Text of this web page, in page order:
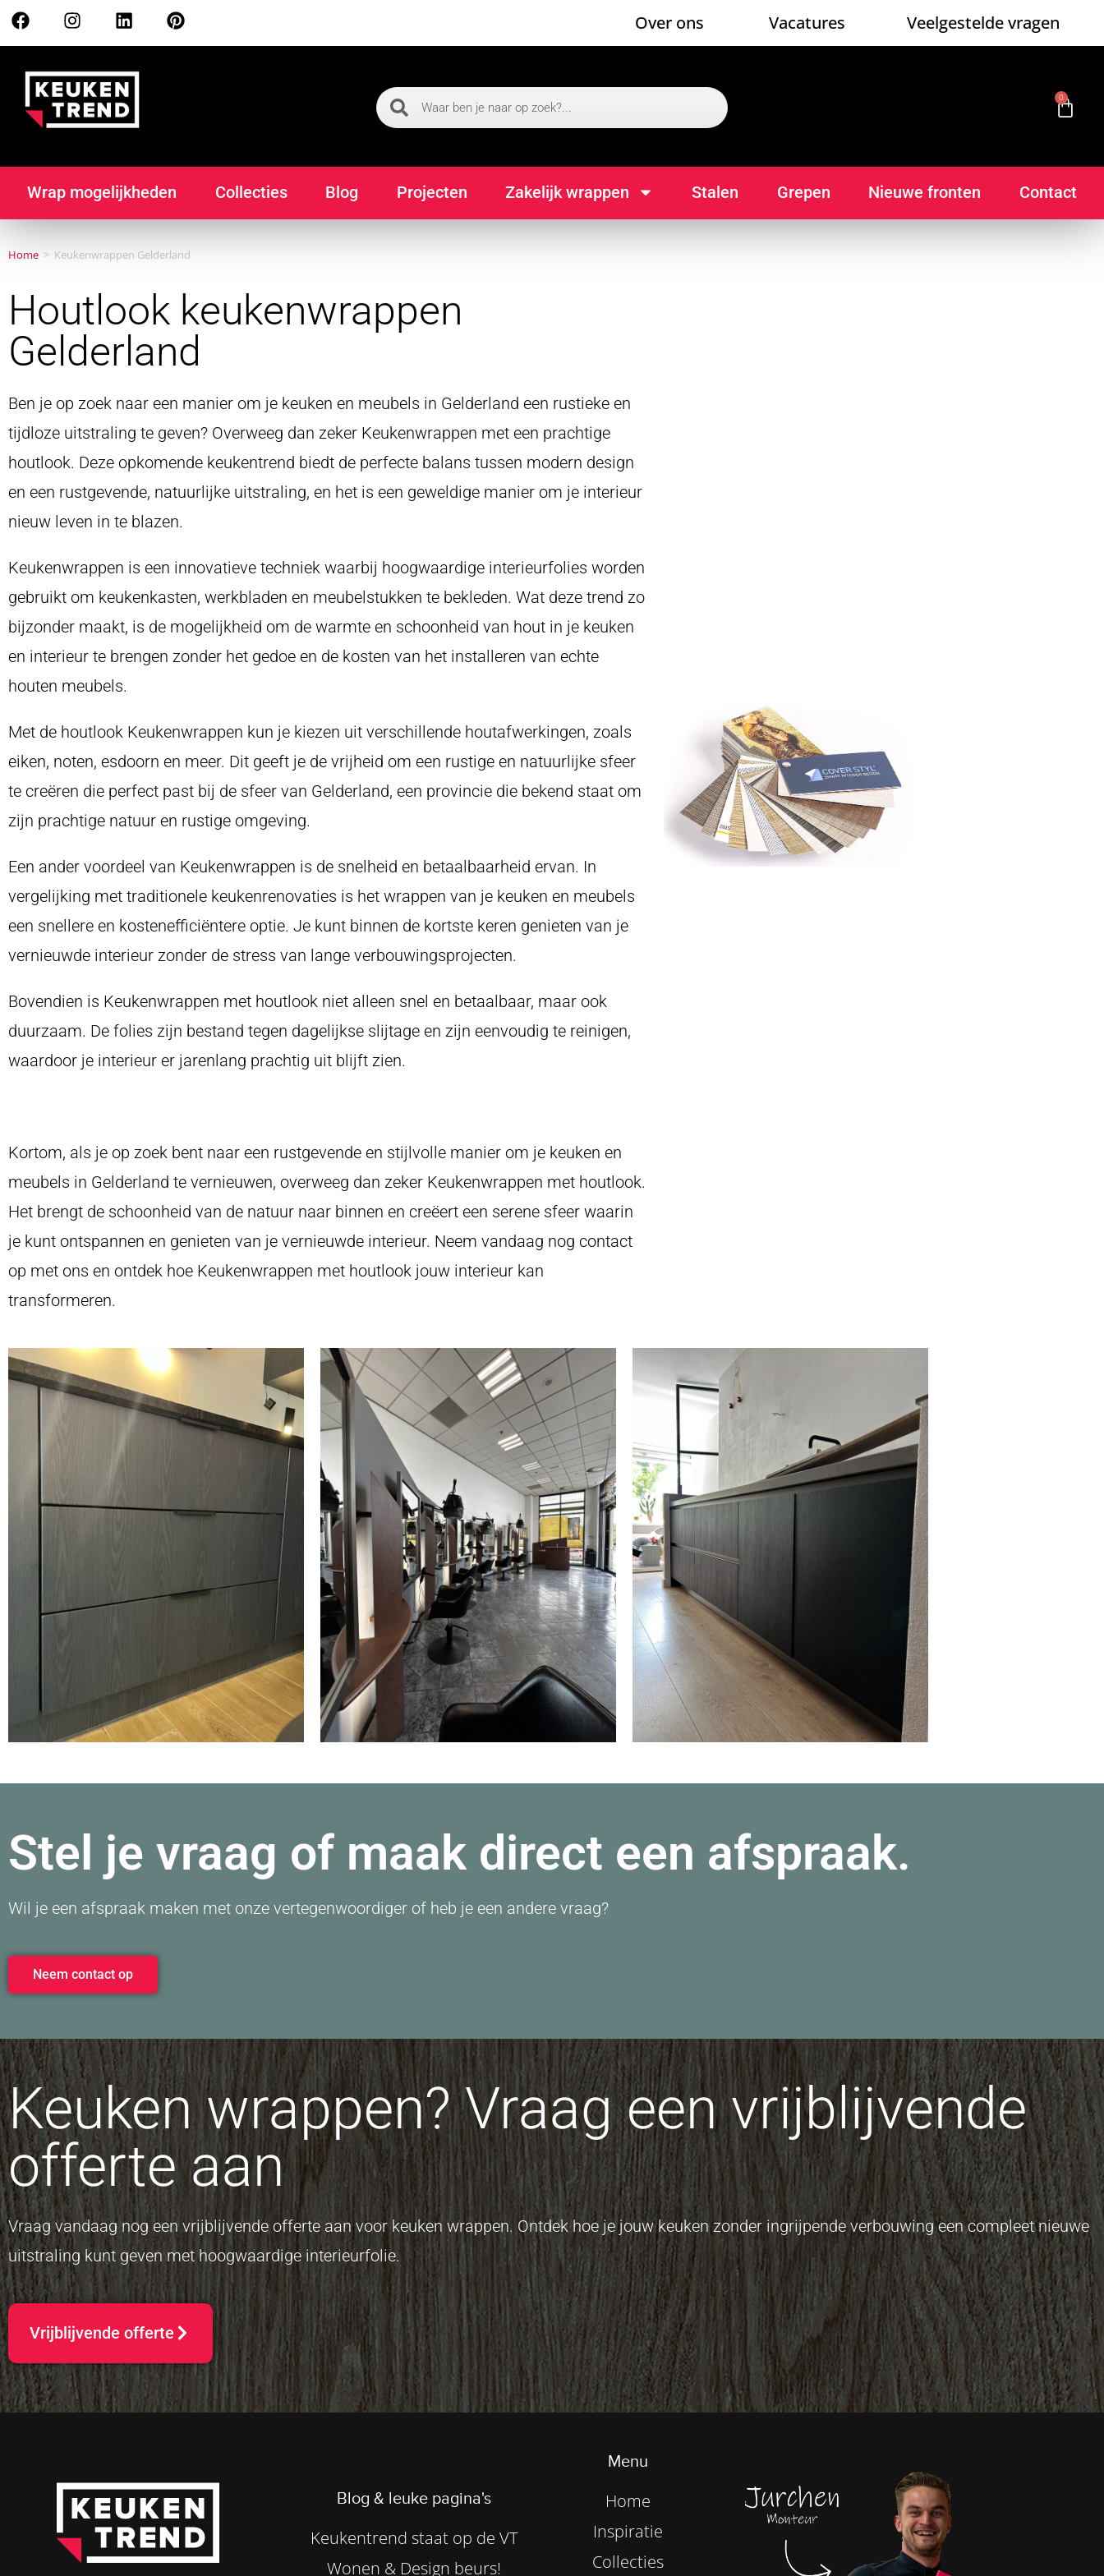
Over ons Vacatures Veelgestelde vragen
0
Wrap mogelijkheden Collecties Blog Projecten Zakelijk wrappen Stalen Grepen Nieuwe fronten Contact
Home > Keukenwrappen Gelderland
Houtlook keukenwrappen
Gelderland
Ben je op zoek naar een manier om je keuken en meubels in Gelderland een rustieke en
tijdloze uitstraling te geven? Overweeg dan zeker Keukenwrappen met een prachtige
houtlook. Deze opkomende keukentrend biedt de perfecte balans tussen modern design
en een rustgevende, natuurlijke uitstraling, en het is een geweldige manier om je interieur
nieuw leven in te blazen.
Keukenwrappen is een innovatieve techniek waarbij hoogwaardige interieurfolies worden
gebruikt om keukenkasten, werkbladen en meubelstukken te bekleden. Wat deze trend zo
bijzonder maakt, is de mogelijkheid om de warmte en schoonheid van hout in je keuken
en interieur te brengen zonder het gedoe en de kosten van het installeren van echte
houten meubels.
Met de houtlook Keukenwrappen kun je kiezen uit verschillende houtafwerkingen, zoals
eiken, noten, esdoorn en meer. Dit geeft je de vrijheid om een rustige en natuurlijke sfeer
te creëren die perfect past bij de sfeer van Gelderland, een provincie die bekend staat om
zijn prachtige natuur en rustige omgeving.
Een ander voordeel van Keukenwrappen is de snelheid en betaalbaarheid ervan. In
vergelijking met traditionele keukenrenovaties is het wrappen van je keuken en meubels
een snellere en kostenefficiëntere optie. Je kunt binnen de kortste keren genieten van je
vernieuwde interieur zonder de stress van lange verbouwingsprojecten.
Bovendien is Keukenwrappen met houtlook niet alleen snel en betaalbaar, maar ook
duurzaam. De folies zijn bestand tegen dagelijkse slijtage en zijn eenvoudig te reinigen,
waardoor je interieur er jarenlang prachtig uit blijft zien.
Kortom, als je op zoek bent naar een rustgevende en stijlvolle manier om je keuken en
meubels in Gelderland te vernieuwen, overweeg dan zeker Keukenwrappen met houtlook.
Het brengt de schoonheid van de natuur naar binnen en creëert een serene sfeer waarin
je kunt ontspannen en genieten van je vernieuwde interieur. Neem vandaag nog contact
op met ons en ontdek hoe Keukenwrappen met houtlook jouw interieur kan
transformeren.
Stel je vraag of maak direct een afspraak.
Wil je een afspraak maken met onze vertegenwoordiger of heb je een andere vraag?
Neem contact op
Keuken wrappen? Vraag een vrijblijvende
offerte aan
Vraag vandaag nog een vrijblijvende offerte aan voor keuken wrappen. Ontdek hoe je jouw keuken zonder ingrijpende verbouwing een compleet nieuwe
uitstraling kunt geven met hoogwaardige interieurfolie.
Vrijblijvende offerte
Blog & leuke pagina's
Keukentrend staat op de VT
Wonen & Design beurs!
Menu
Home
Inspiratie
Collecties